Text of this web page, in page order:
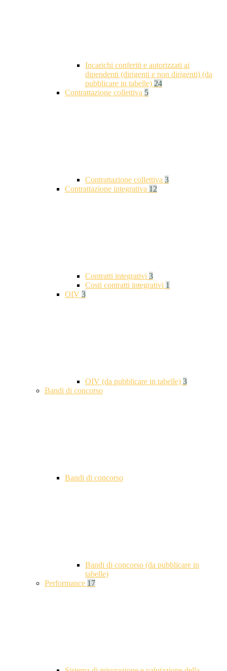
Incarichi conferiti e autorizzati ai
dipendenti (dirigenti e non dirigenti) (da
pubblicare in tabelle) 24
Contrattazione collettiva 5
Contrattazione collettiva 3
Contrattazione integrativa 12
Contratti integrativi 3
Costi contratti integrativi 1
OIV 3
OIV (da pubblicare in tabelle) 3
Bandi di concorso
Bandi di concorso
Bandi di concorso (da pubblicare in
tabelle)
Performance 17